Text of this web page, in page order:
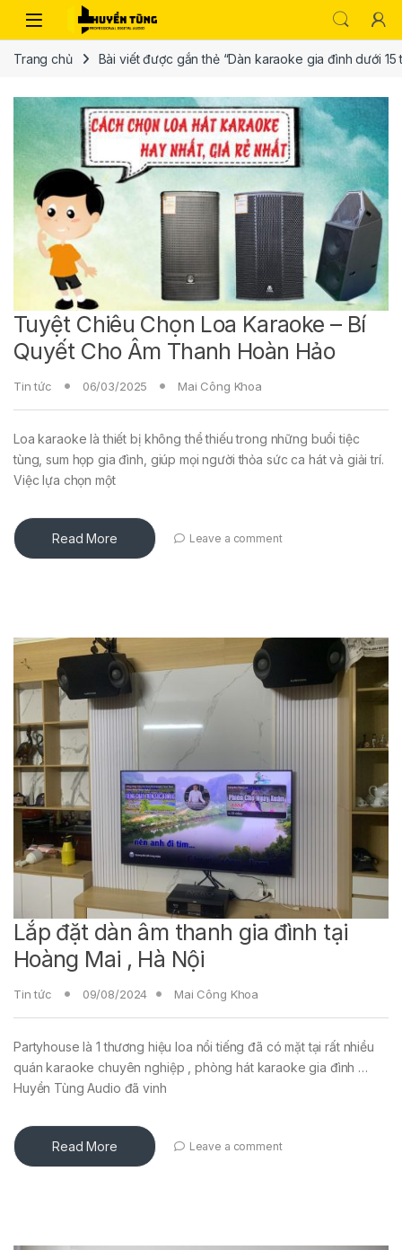
Trang chủ Bài viết được gắn thẻ “Dàn karaoke gia đình dưới 15
Tuyệt Chiêu Chọn Loa Karaoke – Bí
Quyết Cho Âm Thanh Hoàn Hảo
Tin tức 06/03/2025 Mai Công Khoa
Loa karaoke là thiết bị không thể thiếu trong những buổi tiệc
tùng, sum họp gia đình, giúp mọi người thỏa sức ca hát và giải trí.
Việc lựa chọn một
Read More Leave a comment
Lắp đặt dàn âm thanh gia đình tại
Hoàng Mai , Hà Nội
Tin tức 09/08/2024 Mai Công Khoa
Partyhouse là 1 thương hiệu loa nổi tiếng đã có mặt tại rất nhiều
quán karaoke chuyên nghiệp , phòng hát karaoke gia đình …
Huyền Tùng Audio đã vinh
Read More Leave a comment